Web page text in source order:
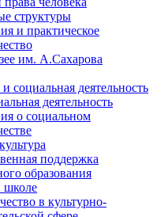
структуры
и практическое
им. А.Сахарова
социальная деятельность
деятельность
о социальном
поддержка
образования
школе
в культурно-